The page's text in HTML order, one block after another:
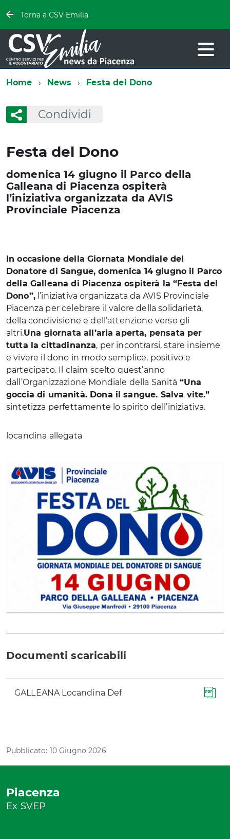
Torna a CSV Emilia
Home News Festa del Dono
Festa del Dono
domenica 14 giugno il Parco della
Galleana di Piacenza ospiterà
l’iniziativa organizzata da AVIS
Provinciale Piacenza
Condividi
In occasione della Giornata Mondiale del
Donatore di Sangue, domenica 14 giugno il Parco
della Galleana di Piacenza ospiterà la “Festa del
Dono”,l’iniziativa organizzata da AVIS Provinciale
Piacenza per celebrare il valore della solidarietà,
della condivisione e dell’attenzione verso gli
altri.Una giornata all’aria aperta, pensata per
tutta la cittadinanza, per incontrarsi, stare insieme
e vivere il dono in modo semplice, positivo e
partecipato. Il claim scelto quest’anno
dall’Organizzazione Mondiale della Sanità “Una
goccia di umanità. Dona il sangue. Salva vite.”
sintetizza perfettamente lo spirito dell’iniziativa.
locandina allegata
Documenti scaricabili
GALLEANA Locandina Def
Pubblicato: 10 Giugno 2026
Piacenza
Ex SVEP